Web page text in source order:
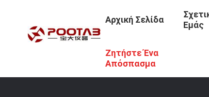
Αρχική Σελίδα
Εμάς
Ζητήστε Ένα
Απόσπασμα
Προϊόντα / Μηχανή Δοκιμής